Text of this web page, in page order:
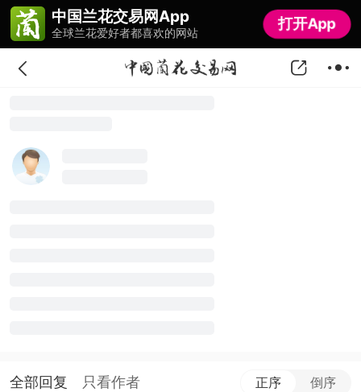
中国兰花交易网App
全球兰花爱好者都喜欢的网站
打开App
中国兰花交易网App
全球兰花爱好者都喜欢的网站
打开App
全部回复 只看作者 正序 倒序